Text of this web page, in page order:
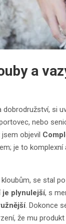
a
si
nebo
objevil
je to
se stal
je plynulejší, s
. Dokonce
že mu